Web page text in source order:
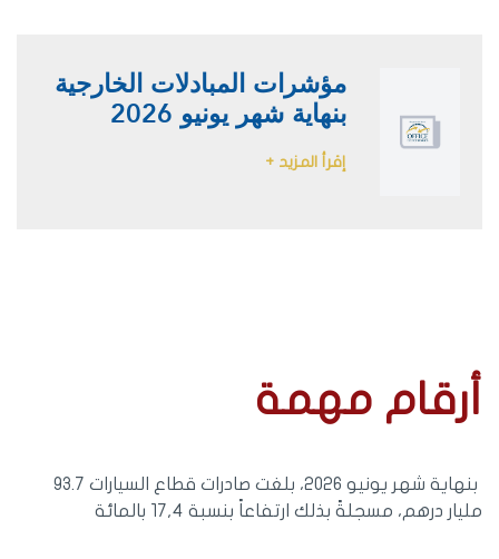
مؤشرات المبادلات الخارجية
بنهاية شهر يونيو 2026
إقرأ المزيد +
أرقام مهمة
بنهاية شهر يونيو 2026، بلغت صادرات قطاع السيارات 93.7
مليار درهم، مسجلةً بذلك ارتفاعاً بنسبة 17,4 بالمائة